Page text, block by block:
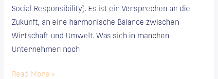
Social Responsibility). Es ist ein Versprechen an die
Zukunft, an eine harmonische Balance zwischen
Wirtschaft und Umwelt. Was sich in manchen
Unternehmen noch
Read More »